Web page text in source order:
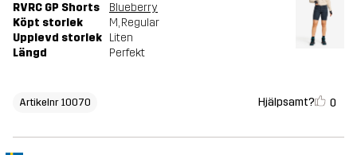
RVRC GP Shorts
Blueberry
Köpt storlek
M, Regular
Upplevd storlek Liten
Längd
Perfekt
Artikelnr 10070 Hjälpsamt? 0